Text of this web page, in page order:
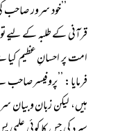
’’خود سرور صاحب
قرآنی کے طلبہ کے لیے تو
امت پر احسانِ عظیم
فرمایا: ’’پروفیسر
ہیں، لیکن زبان